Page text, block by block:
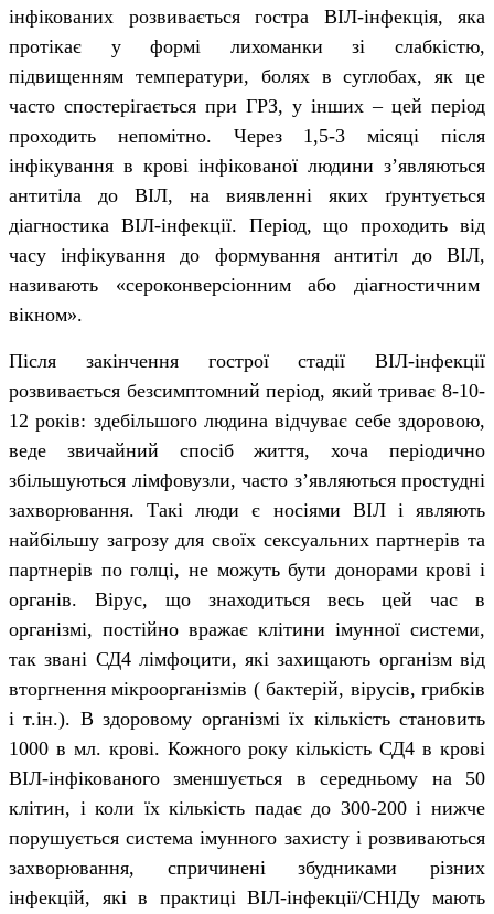
інфікованих розвивається гостра ВІЛ-інфекція, яка
протікає у формі лихоманки зі слабкістю,
підвищенням температури, болях в суглобах, як це
часто спостерігається при ГРЗ, у інших – цей період
проходить непомітно. Через 1,5-3 місяці після
інфікування в крові інфікованої людини з’являються
антитіла до ВІЛ, на виявленні яких ґрунтується
діагностика ВІЛ-інфекції. Період, що проходить від
часу інфікування до формування антитіл до ВІЛ,
називають «сероконверсіонним або діагностичним
вікном».
Після закінчення гострої стадії ВІЛ-інфекції
розвивається безсимптомний період, який триває 8-10-
12 років: здебільшого людина відчуває себе здоровою,
веде звичайний спосіб життя, хоча періодично
збільшуються лімфовузли, часто з’являються простудні
захворювання. Такі люди є носіями ВІЛ і являють
найбільшу загрозу для своїх сексуальних партнерів та
партнерів по голці, не можуть бути донорами крові і
органів. Вірус, що знаходиться весь цей час в
організмі, постійно вражає клітини імунної системи,
так звані СД4 лімфоцити, які захищають організм від
вторгнення мікроорганізмів ( бактерій, вірусів, грибків
і т.ін.). В здоровому організмі їх кількість становить
1000 в мл. крові. Кожного року кількість СД4 в крові
ВІЛ-інфікованого зменшується в середньому на 50
клітин, і коли їх кількість падає до 300-200 і нижче
порушується система імунного захисту і розвиваються
захворювання, спричинені збудниками різних
інфекцій, які в практиці ВІЛ-інфекції/СНІДу мають